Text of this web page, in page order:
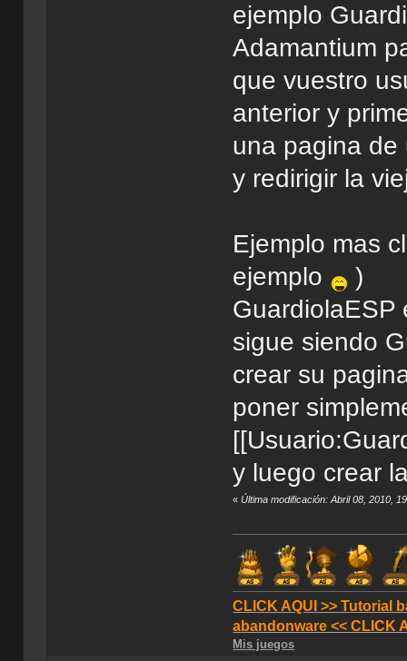
ejemplo
Adamantium
que vuestro
anterior y
una pagina de
y redirigir la
Ejemplo mas
ejemplo
)
GuardiolaESP
sigue siendo
crear su
poner
y luego crear
«Última modificación: Abril 08, 2010,
CLICK AQUI >> Tutorial
abandonware << CLICK
Mis juegos